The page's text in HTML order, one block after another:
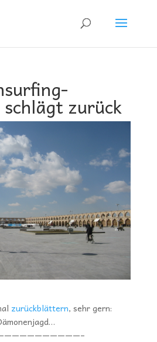
zurück
zurückblättern, sehr gern: